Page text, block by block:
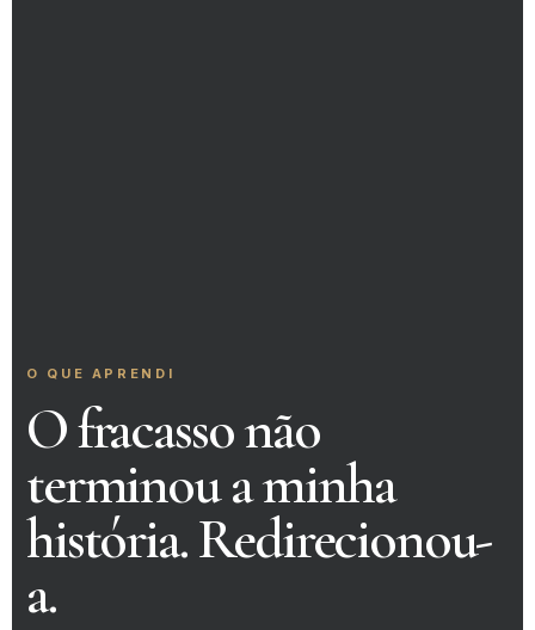
O QUE APRENDI
O fracasso não
terminou a minha
história. Redirecionou-
a.